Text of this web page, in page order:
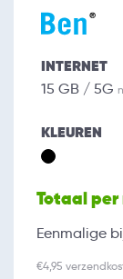
INTERNET
15 GB / 5G
KLEUREN
Totaal
Eenmalige
€4,95